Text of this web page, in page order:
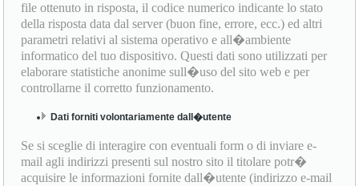
file ottenuto in risposta, il codice numerico indicante lo stato
della risposta data dal server (buon fine, errore, ecc.) ed altri
parametri relativi al sistema operativo e all�ambiente
informatico del tuo dispositivo. Questi dati sono utilizzati per
elaborare statistiche anonime sull�uso del sito web e per
controllarne il corretto funzionamento.
Dati forniti volontariamente dall�utente
Se si sceglie di interagire con eventuali form o di inviare e-
mail agli indirizzi presenti sul nostro sito il titolare potr�
acquisire le informazioni fornite dall�utente (indirizzo e-mail